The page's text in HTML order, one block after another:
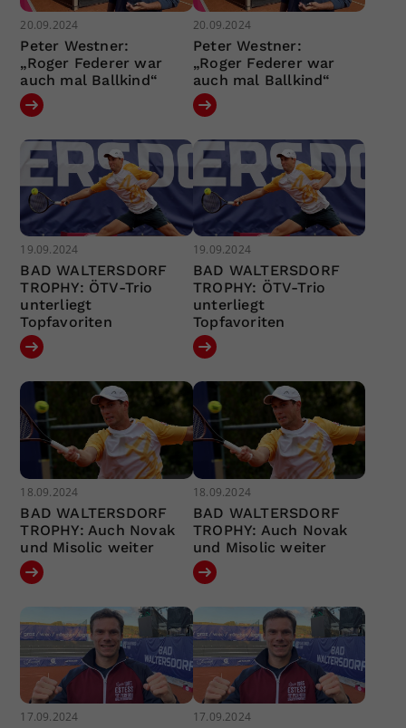
20.09.2024
Peter Westner:
„Roger Federer war
auch mal Ballkind“
20.09.2024
Peter Westner:
„Roger Federer war
auch mal Ballkind“
19.09.2024
BAD WALTERSDORF
TROPHY: ÖTV-Trio
unterliegt
Topfavoriten
19.09.2024
BAD WALTERSDORF
TROPHY: ÖTV-Trio
unterliegt
Topfavoriten
18.09.2024
BAD WALTERSDORF
TROPHY: Auch Novak
und Misolic weiter
18.09.2024
BAD WALTERSDORF
TROPHY: Auch Novak
und Misolic weiter
17.09.2024 17.09.2024